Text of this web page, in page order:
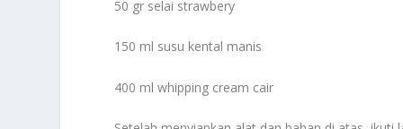
50 gr selai strawbery
150 ml susu kental manis
400 ml whipping cream cair